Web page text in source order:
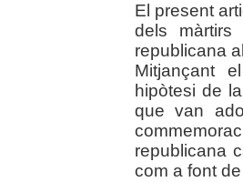
El present
dels màrtirs
republicana
Mitjançant
hipòtesi de
que van
republicana
com a font